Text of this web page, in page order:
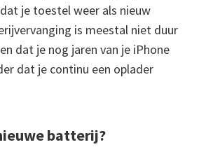
je toestel weer als nieuw
is meestal niet duur
dat je nog jaren van je iPhone
dat je continu een oplader
batterij?